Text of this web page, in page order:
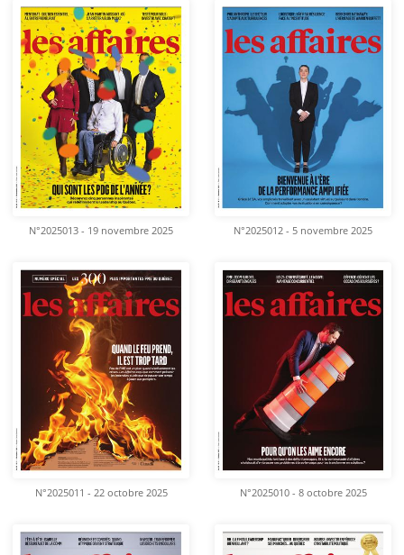
N°2025013 - 19 novembre 2025 N°2025012 - 5 novembre 2025
N°2025011 - 22 octobre 2025 N°2025010 - 8 octobre 2025